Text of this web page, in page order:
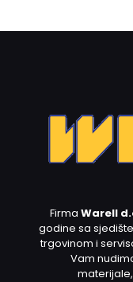
Firma Warell
godine sa
trgovinom i
Vam